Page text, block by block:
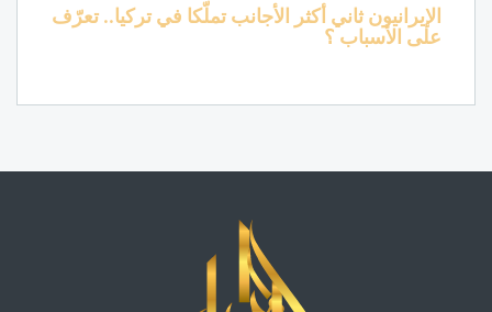
الإيرانيون ثاني أكثر الأجانب تملّكا في تركيا.. تعرّف
على الأسباب ؟